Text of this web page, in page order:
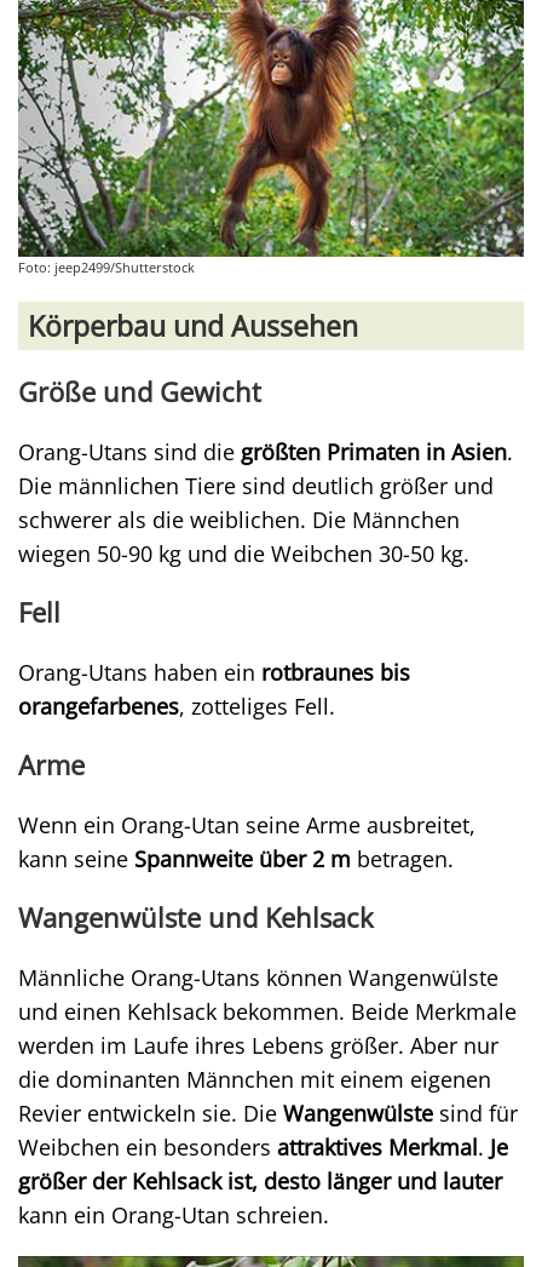
Foto: jeep2499/Shutterstock
Körperbau und Aussehen
Größe und Gewicht
Orang-Utans sind die größten Primaten in Asien.
Die männlichen Tiere sind deutlich größer und
schwerer als die weiblichen. Die Männchen
wiegen 50-90 kg und die Weibchen 30-50 kg.
Fell
Orang-Utans haben ein rotbraunes bis
orangefarbenes, zotteliges Fell.
Arme
Wenn ein Orang-Utan seine Arme ausbreitet,
kann seine Spannweite über 2 m betragen.
Wangenwülste und Kehlsack
Männliche Orang-Utans können Wangenwülste
und einen Kehlsack bekommen. Beide Merkmale
werden im Laufe ihres Lebens größer. Aber nur
die dominanten Männchen mit einem eigenen
Revier entwickeln sie. Die Wangenwülste sind für
Weibchen ein besonders attraktives Merkmal. Je
größer der Kehlsack ist, desto länger und lauter
kann ein Orang-Utan schreien.